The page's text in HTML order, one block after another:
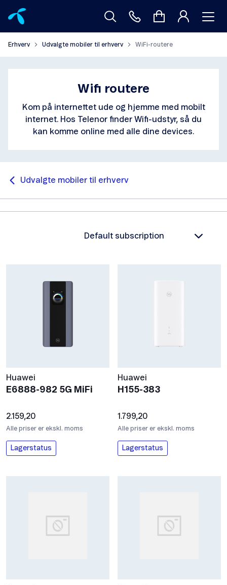
Erhverv Udvalgte mobiler til erhverv WiFi-routere
Wifi routere
Kom på internettet ude og hjemme med mobilt
internet. Hos Telenor finder Wifi-udstyr, så du
kan komme online med alle dine devices.
Udvalgte mobiler til erhverv
Huawei
E6888-982 5G MiFi
2.159,20
Alle priser er ekskl. moms
Lagerstatus
Huawei
H155-383
1.799,20
Alle priser er ekskl. moms
Lagerstatus